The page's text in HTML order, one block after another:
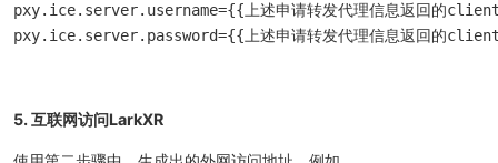
pxy.ice.server.username={{上述申请转发代理信息返回的
pxy.ice.server.password={{上述申请转发代理信息返回的
5. 互联网访问LarkXR